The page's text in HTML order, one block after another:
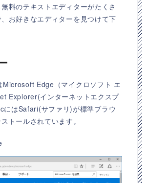
料のテキストエディターがたくさ
お好きなエディターを見つけて下
Edge（マイクロソフト エ
Explorer(インターネットエクスプ
にはSafari(サファリ)が標準ブラウ
トールされています。